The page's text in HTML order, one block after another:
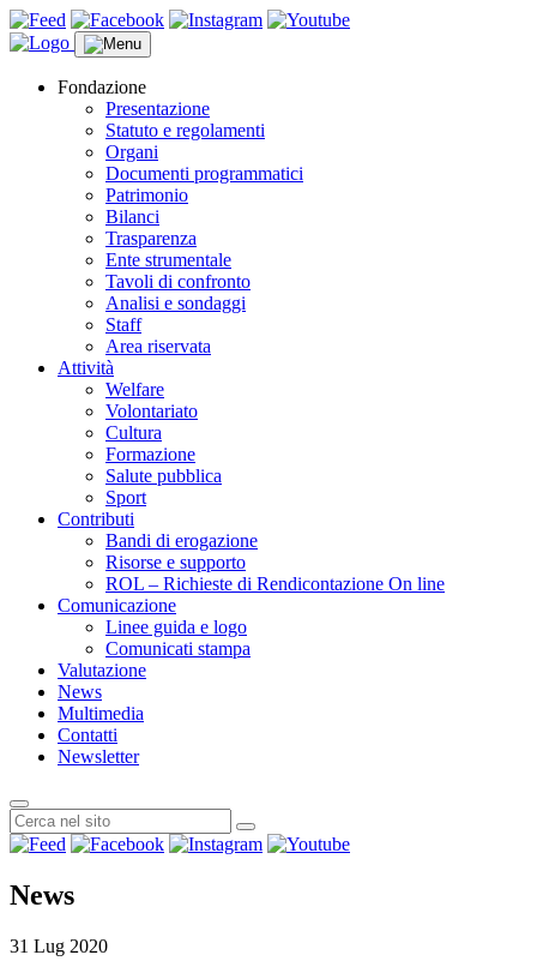
Fondazione
Presentazione
Statuto e regolamenti
Organi
Documenti programmatici
Patrimonio
Bilanci
Trasparenza
Ente strumentale
Tavoli di confronto
Analisi e sondaggi
Staff
Area riservata
Attività
Welfare
Volontariato
Cultura
Formazione
Salute pubblica
Sport
Contributi
Bandi di erogazione
Risorse e supporto
ROL – Richieste di Rendicontazione On line
Comunicazione
Linee guida e logo
Comunicati stampa
Valutazione
News
Multimedia
Contatti
Newsletter
News
31 Lug 2020